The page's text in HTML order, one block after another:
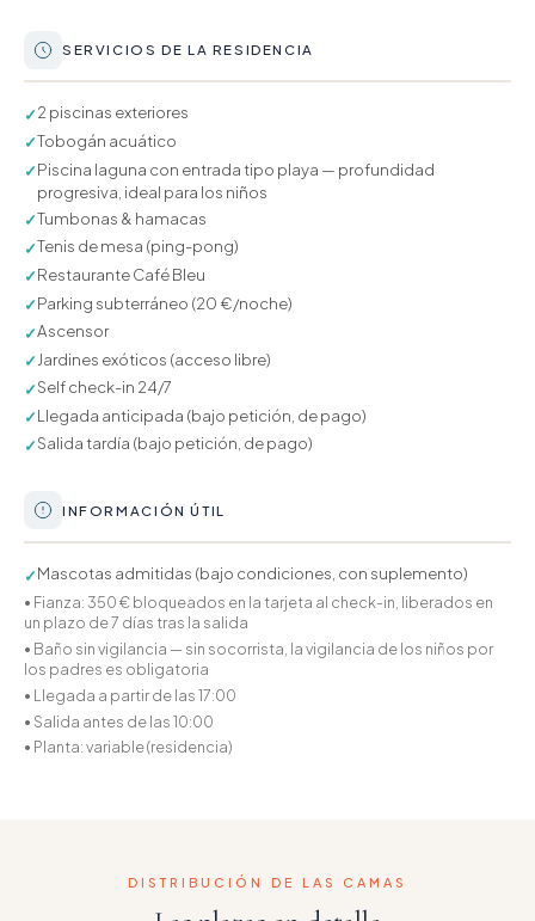
SERVICIOS DE LA RESIDENCIA
✓2 piscinas exteriores
✓Tobogán acuático
✓Piscina laguna con entrada tipo playa — profundidad
progresiva, ideal para los niños
✓Tumbonas & hamacas
✓Tenis de mesa (ping-pong)
✓Restaurante Café Bleu
✓Parking subterráneo (20 €/noche)
✓Ascensor
✓ Jardines exóticos (acceso libre)
✓Self check-in 24/7
✓Llegada anticipada (bajo petición, de pago)
✓Salida tardía (bajo petición, de pago)
INFORMACIÓN ÚTIL
✓Mascotas admitidas (bajo condiciones, con suplemento)
• Fianza: 350 € bloqueados en la tarjeta al check-in, liberados en
un plazo de 7 días tras la salida
• Baño sin vigilancia — sin socorrista, la vigilancia de los niños por
los padres es obligatoria
• Llegada a partir de las 17:00
• Salida antes de las 10:00
• Planta: variable (residencia)
DISTRIBUCIÓN DE LAS CAMAS